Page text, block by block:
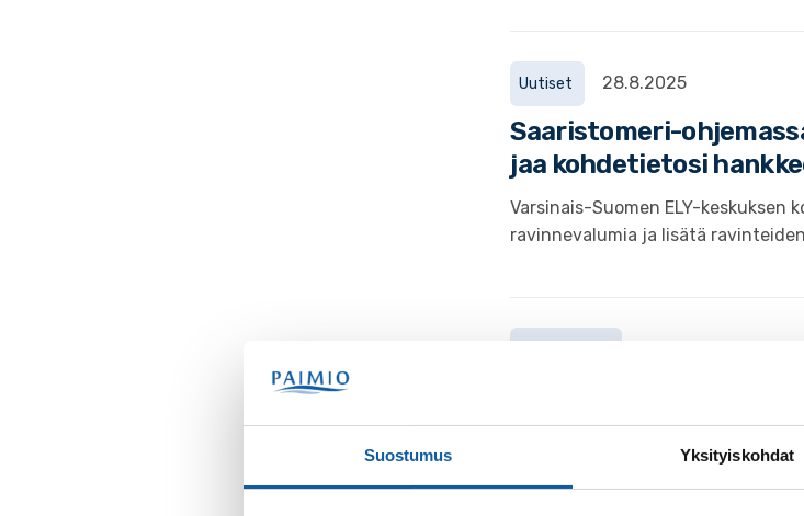
Suostumus Yksityiskohdat
Uutiset 28.8.2025
Saaristomeri-
jaa kohdetietosi
Varsinais-Suomen ELY-
ravinnevalumia ja lisätä
Piikkiönlahden valuma-
Kaarinan, Liedon ja Paimion